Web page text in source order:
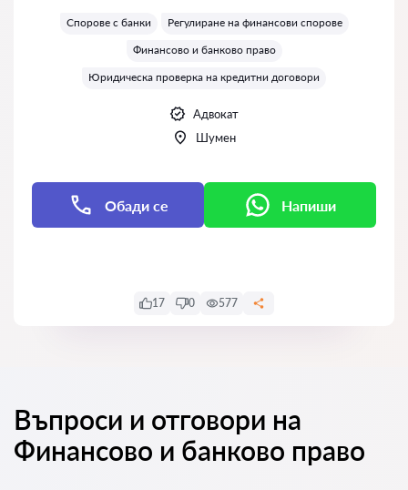
Спорове с банки
Регулиране на финансови спорове
Финансово и банково право
Юридическа проверка на кредитни договори
Адвокат
Шумен
Обади се Напиши
17 0 577
Въпроси и отговори на
Финансово и банково право